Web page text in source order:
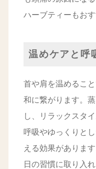
ハーブティーもおす
温めケアと呼
首や肩を温めるこ
和に繋がります。
し、リラックスタ
呼吸やゆっくりと
える効果がありま
日の習慣に取り入